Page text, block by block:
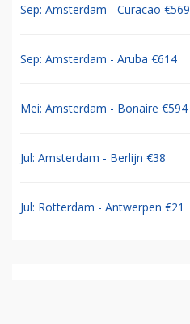
Sep: Amsterdam - Curacao €569
Sep: Amsterdam - Aruba €614
Mei: Amsterdam - Bonaire €594
Jul: Amsterdam - Berlijn €38
Jul: Rotterdam - Antwerpen €21